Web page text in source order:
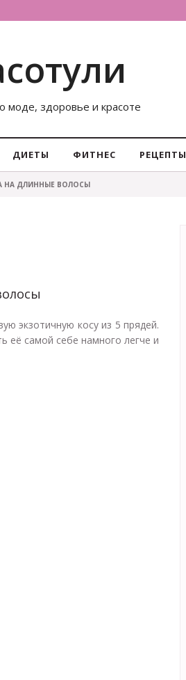
моде, здоровье и красоте
ДИЕТЫ ФИТНЕС РЕЦЕПТЫ
НА ДЛИННЫЕ ВОЛОСЫ
экзотичную косу из 5 прядей.
её самой себе намного легче и